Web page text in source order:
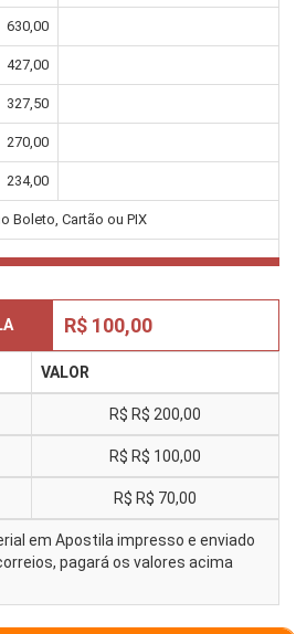
630,00
427,00
327,50
270,00
234,00
Boleto, Cartão ou PIX
R$ 100,00
VALOR
R$ R$ 200,00
R$ R$ 100,00
R$ R$ 70,00
em Apostila impresso e enviado
pagará os valores acima